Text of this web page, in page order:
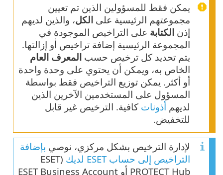
يمكن فقط للمسؤولين الذين تم تعيين
مجموعتهم الرئيسية على الكل، والذين لديهم
إذن الكتابة على التراخيص الموجودة في
المجموعة الرئيسية إضافة تراخيص أو إزالتها.
يتم تحديد كل ترخيص حسب المعرف العام
الخاص به، ويمكن أن يحتوي على وحدة واحدة
أو أكثر. يمكن توزيع التراخيص فقط بواسطة
المسؤول على المستخدمين الآخرين الذين
لديهم أذونات كافية. الترخيص غير قابل
للتخفيض.
لإدارة الترخيص بشكل مركزي، نوصي بإضافة
التراخيص إلى حساب ESET لديك
(ESET
PROTECT Hub أو ESET Business Account